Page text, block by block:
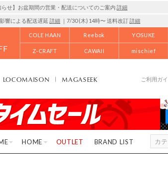
らせ】お盆期間の営業・配送についてのご案内 詳細
響による配送遅延 詳細 ｜7/30 (木) 14時〜 送料改訂詳細
COLE HAAN Reebok YOSUKE
Z-CRAFT CAWAII mischief
LOCOMAISON MAGASEEK ご利用ガ
HOME OUTLET BRAND LIST